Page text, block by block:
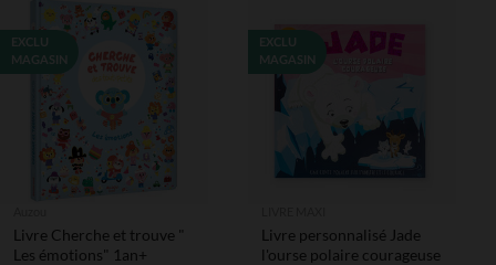
EXCLU
MAGASIN
Livre Cherche et trouve "
Les émotions" 1an+
EXCLU
MAGASIN
Livre personnalisé Jade
l'ourse polaire courageuse